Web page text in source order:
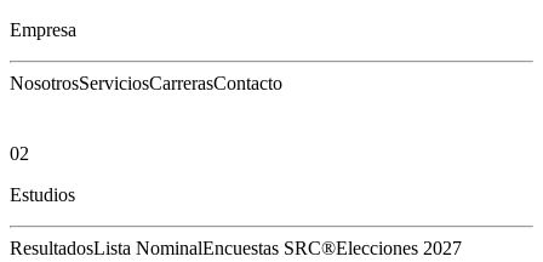
Empresa
NosotrosServiciosCarrerasContacto
02
Estudios
ResultadosLista NominalEncuestas SRC®Elecciones 2027